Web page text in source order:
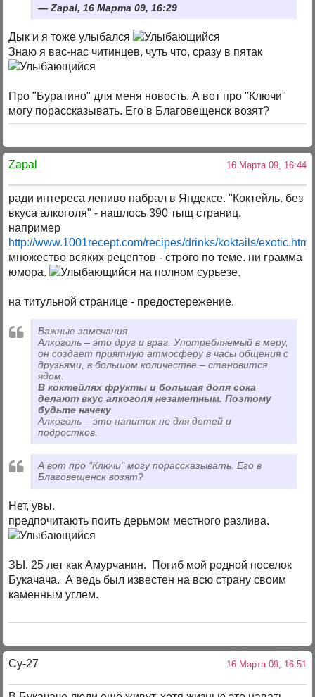
Zapal, 16 Марта 09, 16:29
Дык и я тоже улыбался
Знаю я вас-нас читинцев, чуть что, сразу в пятак
Про "Буратино" для меня новость. А вот про "Ключи"
могу порассказывать. Его в Благовещенск возят?
Zapal 16 Марта 09, 16:44
ради интереса лениво набрал в Яндексе. "Коктейль. без
вкуса алкоголя" - нашлось 390 тыщ страниц.
например
http://www.1001recept.com/recipes/drinks/koktails/exotic.html
множество всяких рецептов - строго по теме. ни грамма
юмора.
на полном сурьезе.
на титульной странице - предостережение.
Важные замечания
Алкоголь – это друг и враг. Употребляемый в меру,
он создает приятную атмосферу в часы общения с
друзьями, в большом количестве – становится
ядом.
В коктейлях фрукты и большая доля сока
делают вкус алкоголя незаметным. Поэтому
будьте начеку
Алкоголь – это напиток не для детей и
подростков.
А вот про "Ключи" могу порассказывать. Его в
Благовещенск возят?
Нет, увы.
предпочитають поить дерьмом местного разлива.
ЗЫ. 25 лет как Амурчанин. Погиб мой родной поселок
Букачача. А ведь был известен на всю страну своим
каменным углем.
Су-27 16 Марта 09, 16:51